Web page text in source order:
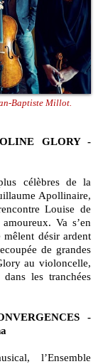
Baptiste Millot.
célèbres de la
Apollinaire,
Louise de
Va s’en
mêlent désir ardent
de grandes
au violoncelle,
les tranchées
-
l’Ensemble